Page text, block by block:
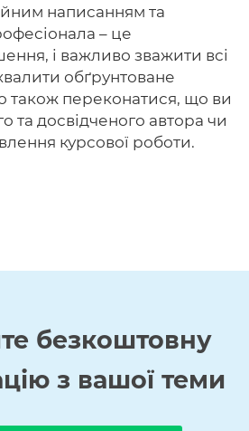
написанням та
– це
і важливо зважити всі
обґрунтоване
також переконатися, що ви
та досвідченого автора чи
курсової роботи.
безкоштовну
з вашої теми